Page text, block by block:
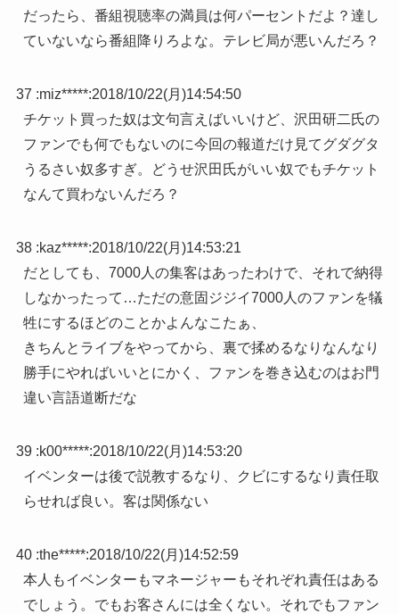
だったら、番組視聴率の満員は何パーセントだよ？達し
ていないなら番組降りろよな。テレビ局が悪いんだろ？
37 :miz*****:2018/10/22(月)14:54:50
チケット買った奴は文句言えばいいけど、沢田研二氏の
ファンでも何でもないのに今回の報道だけ見てグダグタ
うるさい奴多すぎ。どうせ沢田氏がいい奴でもチケット
なんて買わないんだろ？
38 :kaz*****:2018/10/22(月)14:53:21
だとしても、7000人の集客はあったわけで、それで納得
しなかったって…ただの意固ジジイ7000人のファンを犠
牲にするほどのことかよんなこたぁ、
きちんとライブをやってから、裏で揉めるなりなんなり
勝手にやればいいとにかく、ファンを巻き込むのはお門
違い言語道断だな
39 :k00*****:2018/10/22(月)14:53:20
イベンターは後で説教するなり、クビにするなり責任取
らせれば良い。客は関係ない
40 :the*****:2018/10/22(月)14:52:59
本人もイベンターもマネージャーもそれぞれ責任はある
でしょう。でもお客さんには全くない。それでもファン